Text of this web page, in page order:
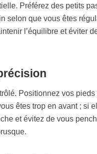
Préférez des petits
selon que vous êtes
l’équilibre et éviter
Positionnez vos
êtes trop en avant ; si
et évitez de vous